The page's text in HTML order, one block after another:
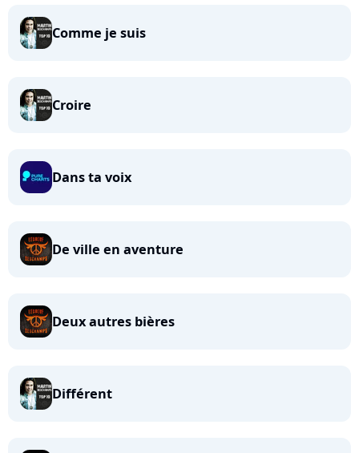
Comme je suis
Croire
Dans ta voix
De ville en aventure
Deux autres bières
Différent